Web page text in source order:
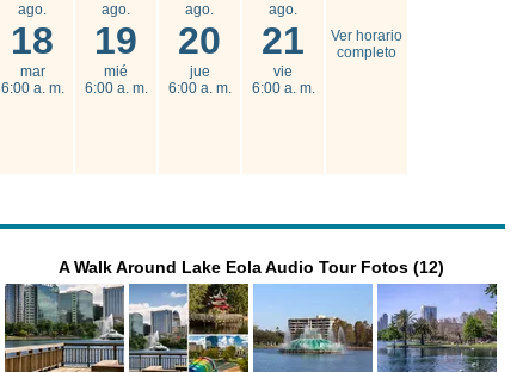
ago.
18
mar
6:00 a. m.
ago.
19
mié
6:00 a. m.
ago.
20
jue
6:00 a. m.
ago.
21
vie
6:00 a. m.
Ver horario
completo
A Walk Around Lake Eola Audio Tour Fotos (12)